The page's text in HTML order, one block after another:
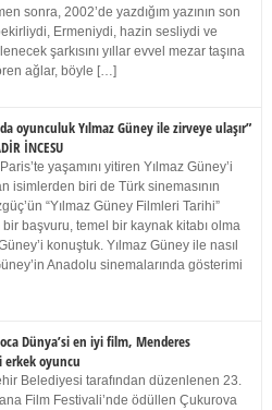
sonra, 2002’de yazdığım yazının son
Ermeniydi, hazin sesliydi ve
şarkısını yıllar evvel mezar taşına
ağlar, böyle […]
oyunculuk Yılmaz Güney ile zirveye ulaşır”
İNCESU
yaşamını yitiren Yılmaz Güney’i
isimlerden biri de Türk sinemasının
“Yılmaz Güney Filmleri Tarihi”
bir başvuru, temel bir kaynak kitabı olma
konuştuk. Yılmaz Güney ile nasıl
Anadolu sinemalarında gösterimi
Dünya’si en iyi film, Menderes
erkek oyuncu
Belediyesi tarafından düzenlenen 23.
Film Festivali’nde ödüllen Çukurova